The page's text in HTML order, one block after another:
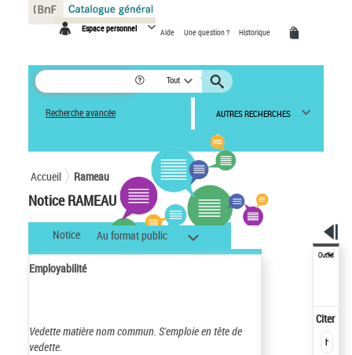
Espace personnel Aide Une question ? Historique
Tout
Recherche avancée AUTRES RECHERCHES
Accueil Rameau
Notice RAMEAU
Notice Au format public
Employabilité
Vedette matière nom commun. S'emploie en tête de
vedette.
Outils
Citer
Panneau de gestion des cookies